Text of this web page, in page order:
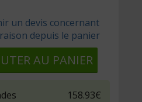
un devis concernant
depuis le panier
AU PANIER
158.93€